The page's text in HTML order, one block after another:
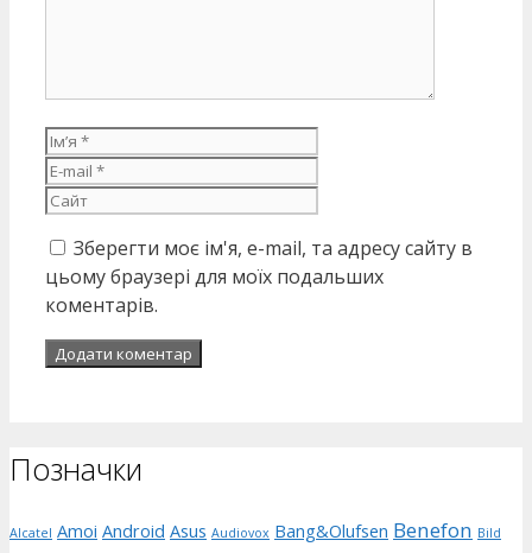
Ім’я
Зберегти моє ім'я, e-mail, та адресу сайту в
цьому браузері для моїх подальших
коментарів.
Позначки
Alcatel Amoi Android Asus Audiovox Bang&Olufsen Benefon Bild